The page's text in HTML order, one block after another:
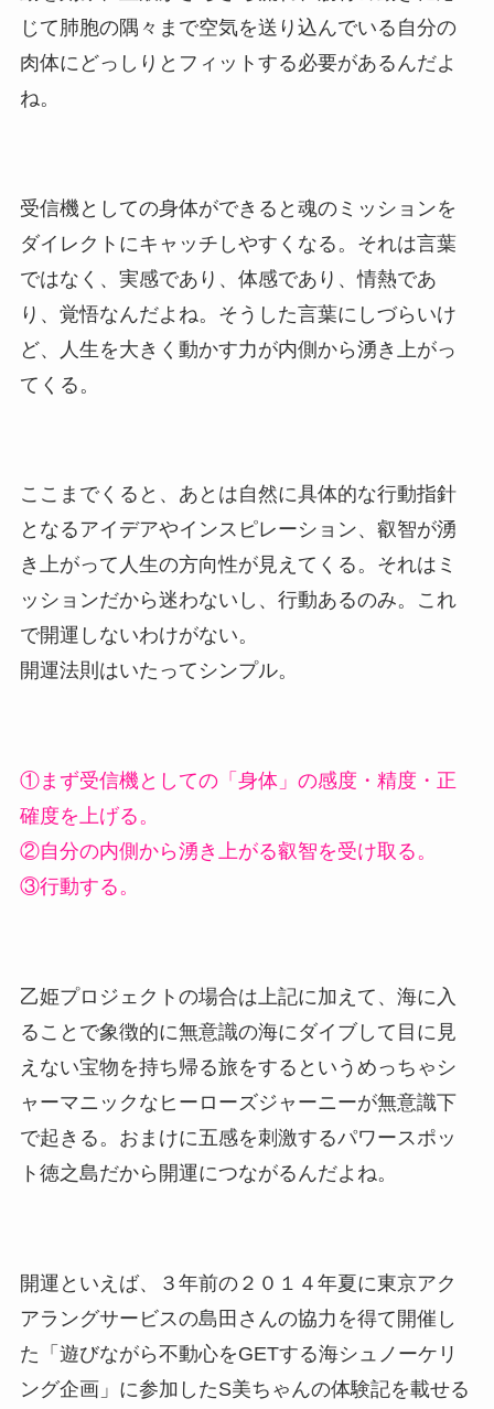
じて肺胞の隅々まで空気を送り込んでいる自分の
肉体にどっしりとフィットする必要があるんだよ
ね。
受信機としての身体ができると魂のミッションを
ダイレクトにキャッチしやすくなる。それは言葉
ではなく、実感であり、体感であり、情熱であ
り、覚悟なんだよね。そうした言葉にしづらいけ
ど、人生を大きく動かす力が内側から湧き上がっ
てくる。
ここまでくると、あとは自然に具体的な行動指針
となるアイデアやインスピレーション、叡智が湧
き上がって人生の方向性が見えてくる。それはミ
ッションだから迷わないし、行動あるのみ。これ
で開運しないわけがない。
開運法則はいたってシンプル。
①まず受信機としての「身体」の感度・精度・正
確度を上げる。
②自分の内側から湧き上がる叡智を受け取る。
③行動する。
乙姫プロジェクトの場合は上記に加えて、海に入
ることで象徴的に無意識の海にダイブして目に見
えない宝物を持ち帰る旅をするというめっちゃシ
ャーマニックなヒーローズジャーニーが無意識下
で起きる。おまけに五感を刺激するパワースポッ
ト徳之島だから開運につながるんだよね。
開運といえば、３年前の２０１４年夏に東京アク
アラングサービスの島田さんの協力を得て開催し
た「遊びながら不動心をGETする海シュノーケリ
ング企画」に参加したS美ちゃんの体験記を載せる